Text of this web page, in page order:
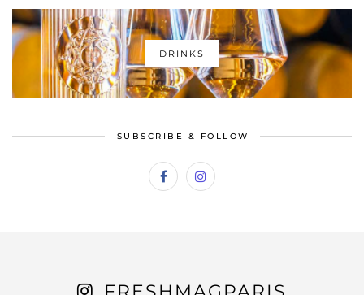
DRINKS
SUBSCRIBE & FOLLOW